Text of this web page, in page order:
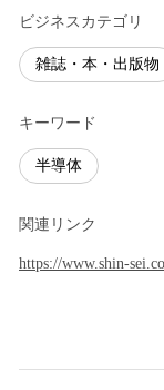
ビジネスカテゴリ
雑誌・本・出版物
キーワード
半導体
関連リンク
https://www.shin-